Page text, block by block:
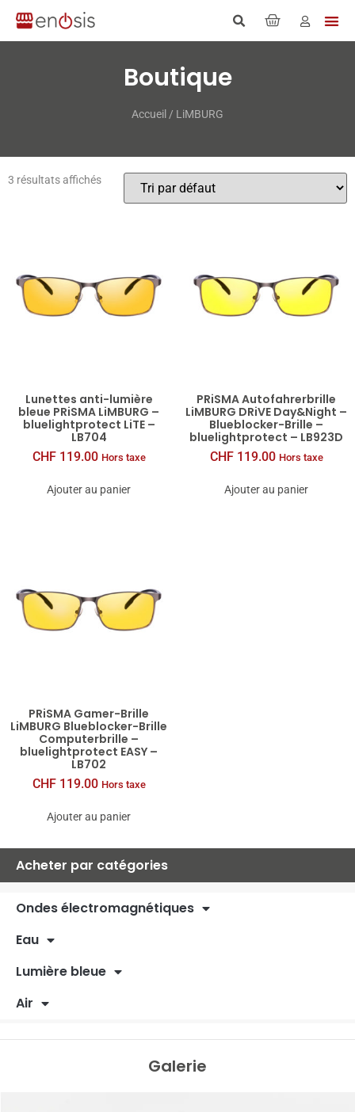
Boutique
Accueil / LiMBURG
Acheter par catégories
Ondes électromagnétiques
Eau
Lumière bleue
Air
Galerie
3 résultats affichés
Lunettes anti-lumière
bleue PRiSMA LiMBURG –
bluelightprotect LiTE –
LB704
CHF119.00 Hors taxe
Ajouter au panier
PRiSMA Autofahrerbrille
LiMBURG DRiVE Day&Night –
Blueblocker-Brille –
bluelightprotect – LB923D
CHF119.00 Hors taxe
Ajouter au panier
PRiSMA Gamer-Brille
LiMBURG Blueblocker-Brille
Computerbrille –
bluelightprotect EASY –
LB702
CHF119.00 Hors taxe
Ajouter au panier